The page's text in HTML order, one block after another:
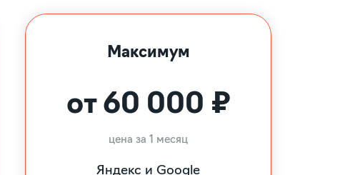
Максимум
от 60 000 ₽
цена за 1 месяц
Яндекс и Google